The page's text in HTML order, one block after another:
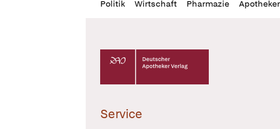
Politik Wirtschaft Pharmazie
öffnen
Pur
Deutscher Apotheker Verlag Logo
Service